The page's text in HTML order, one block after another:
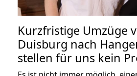
Kurzfristige Umzüge
Duisburg nach
stellen für uns kein